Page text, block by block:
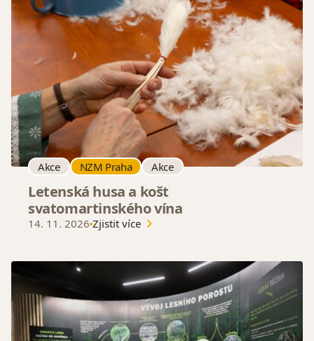
Akce NZM Praha Akce
Letenská husa a košt
svatomartinského vína
14. 11. 2026 Zjistit více